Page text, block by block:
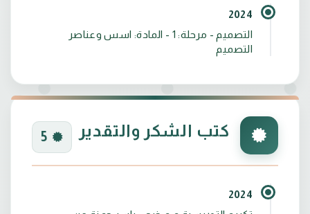
2024
التصميم - مرحلة: 1 - المادة: اسس وعناصر
التصميم
كتب الشكر والتقدير 5
2024